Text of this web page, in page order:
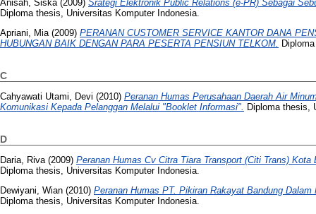
Anisah, Siska(2009) Srategi Elektronik Public Relations (e-PR) Sebagai
Diploma thesis, Universitas Komputer Indonesia.
Apriani, Mia(2009) PERANAN CUSTOMER SERVICE KANTOR DANA
HUBUNGAN BAIK DENGAN PARA PESERTA PENSIUN TELKOM.
C
Cahyawati Utami, Devi (2010) Peranan Humas Perusahaan Daerah Air
Komunikasi Kepada Pelanggan Melalui "Booklet Informasi".
Diploma thesis,
D
Daria, Riva (2009) Peranan Humas Cv Citra Tiara Transport (Citi Trans)
Diploma thesis, Universitas Komputer Indonesia.
Dewiyani, Wian (2010) Peranan Humas PT. Pikiran Rakayat Bandung
Diploma thesis, Universitas Komputer Indonesia.